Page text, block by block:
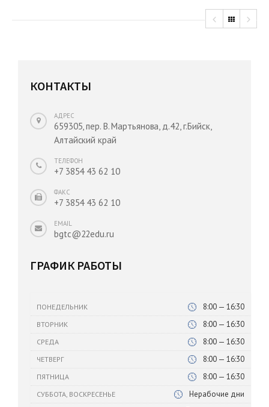
КОНТАКТЫ
АДРЕС
659305, пер. В. Мартьянова, д.42, г.Бийск,
Алтайский край
ТЕЛЕФОН
+7 3854 43 62 10
ФАКС
+7 3854 43 62 10
EMAIL
bgtc@22edu.ru
ГРАФИК РАБОТЫ
ПОНЕДЕЛЬНИК 8:00 — 16:30
ВТОРНИК 8:00 — 16:30
СРЕДА 8:00 — 16:30
ЧЕТВЕРГ 8:00 — 16:30
ПЯТНИЦА 8:00 — 16:30
СУББОТА, ВОСКРЕСЕНЬЕ Нерабочие дни